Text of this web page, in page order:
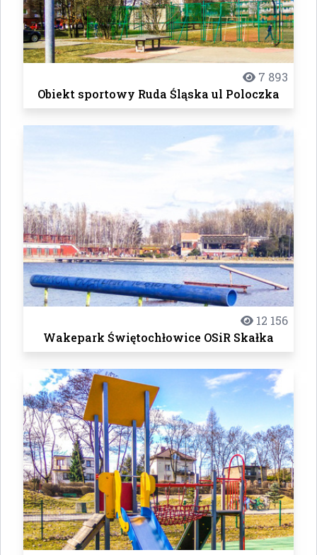
7 893
Obiekt sportowy Ruda Śląska ul Poloczka
12 156
Wakepark Świętochłowice OSiR Skałka